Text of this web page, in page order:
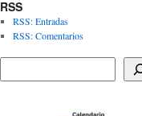
RSS
RSS: Entradas
RSS: Comentarios